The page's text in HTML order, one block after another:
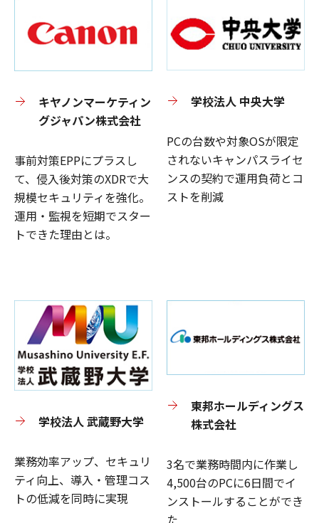
キヤノンマーケティン
グジャパン株式会社
事前対策EPPにプラスし
て、侵入後対策のXDRで大
規模セキュリティを強化。
運用・監視を短期でスター
トできた理由とは。
学校法人 中央大学
PCの台数や対象OSが限定
されないキャンパスライセ
ンスの契約で運用負荷とコ
ストを削減
学校法人 武蔵野大学
業務効率アップ、セキュリ
ティ向上、導入・管理コス
トの低減を同時に実現
東邦ホールディングス
株式会社
3名で業務時間内に作業し
4,500台のPCに6日間でイ
ンストールすることができ
た